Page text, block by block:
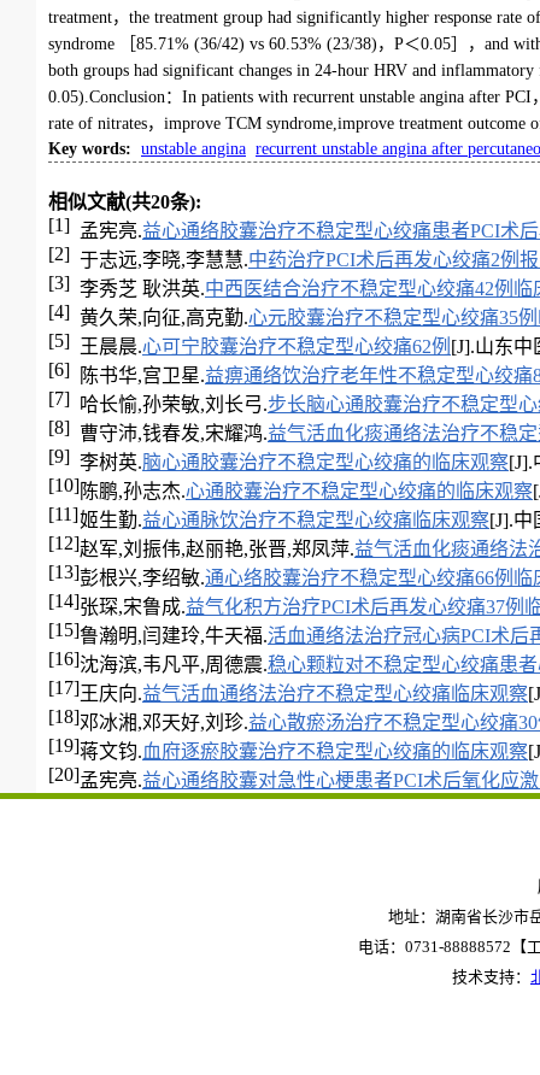
treatment，the treatment group had significantly higher response
syndrome ［85.71% (36/42) vs 60.53% (23/38)，P＜0.05］，and
both groups had significant changes in 24-hour HRV and
0.05).Conclusion：In patients with recurrent unstable angina after
rate of nitrates，improve TCM syndrome,improve treatment
Key words: unstable angina recurrent unstable angina after
相似文献(共20条):
[1] 孟宪亮.益心通络胶囊治疗不稳定型心绞痛患者PCI术
[2] 于志远,李晓,李慧慧.中药治疗PCI术后再发心绞痛2例
[3] 李秀芝 耿洪英.中西医结合治疗不稳定型心绞痛42例临
[4] 黄久荣,向征,高克勤.心元胶囊治疗不稳定型心绞痛35
[5] 王晨晨.心可宁胶囊治疗不稳定型心绞痛62例 [J].山东中
[6]
陈书华,宫卫星.益痹通络饮治疗老年性不稳定型心绞痛
[7] 哈长愉,孙荣敏,刘长弓.步长脑心通胶囊治疗不稳定型
[8] 曹守沛,钱春发,宋耀鸿.益气活血化痰通络法治疗不稳
[9] 李树英.脑心通胶囊治疗不稳定型心绞痛的临床观察[J].
[10]陈鹏,孙志杰.心通胶囊治疗不稳定型心绞痛的临床观察
[11]姬生勤.益心通脉饮治疗不稳定型心绞痛临床观察[J].中
[12]赵军,刘振伟,赵丽艳,张晋,郑凤萍.益气活血化痰通络法
[13]彭根兴,李绍敏.通心络胶囊治疗不稳定型心绞痛66例临
[14]张琛,宋鲁成.益气化积方治疗PCI术后再发心绞痛37例
[15]鲁瀚明,闫建玲,牛天福.活血通络法治疗冠心病PCI术后
[16]沈海滨,韦凡平,周德震.稳心颗粒对不稳定型心绞痛患
[17]王庆向.益气活血通络法治疗不稳定型心绞痛临床观察
[18]邓冰湘,邓天好,刘珍.益心散瘀汤治疗不稳定型心绞痛
[19]蒋文钧.血府逐瘀胶囊治疗不稳定型心绞痛的临床观察
[20]孟宪亮.益心通络胶囊对急性心梗患者PCI术后氧化应
地址：湖南省长沙市
电话：0731-88888572【
技术支持：